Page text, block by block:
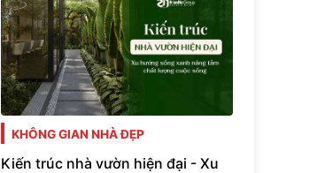
KHÔNG GIAN NHÀ ĐẸP
Kiến trúc nhà vườn hiện đại - Xu